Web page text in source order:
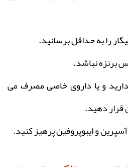
را به حداقل برسانید.
برنزه نباشد.
و یا داروی خاصی مصرف می
قرار دهید.
و ایبوپروفین پرهیز کنید.